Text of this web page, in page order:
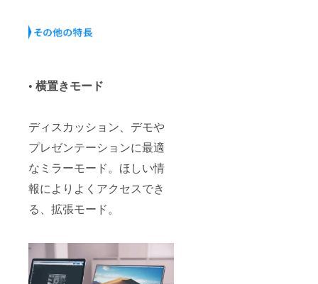
• 横置きモード
ディスカッション、デモや
プレゼンテーションに最適
なミラーモード。ほしい情
報によりよくアクセスでき
る、拡張モード。